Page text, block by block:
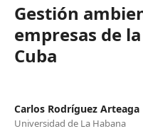
Gestión
empresas de
Cuba
Carlos Rodríguez Arteaga
Universidad de La Habana